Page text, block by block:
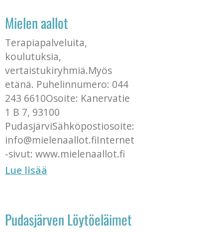
Mielen aallot
Terapiapalveluita,
koulutuksia,
vertaistukiryhmiä.Myös
etänä. Puhelinnumero: 044
243 6610Osoite: Kanervatie
1 B 7, 93100
PudasjärviSähköpostiosoite:
info@mielenaallot.fiInternet
-sivut: www.mielenaallot.fi
Lue lisää
Pudasjärven Löytöeläimet